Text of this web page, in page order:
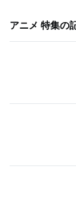
アニメ 特集の